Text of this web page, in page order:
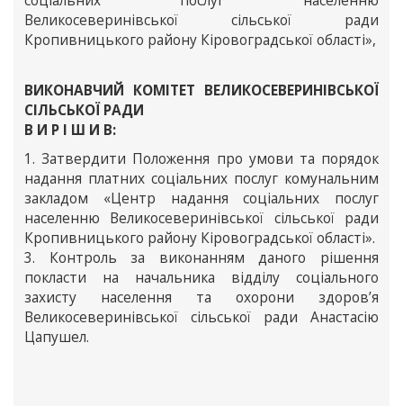
Великосеверинівської сільської ради
Кропивницького району Кіровоградської області»,
ВИКОНАВЧИЙ КОМІТЕТ ВЕЛИКОСЕВЕРИНІВСЬКОЇ
СІЛЬСЬКОЇ РАДИ
В И Р І Ш И В:
1. Затвердити Положення про умови та порядок
надання платних соціальних послуг комунальним
закладом «Центр надання соціальних послуг
населенню Великосеверинівської сільської ради
Кропивницького району Кіровоградської області».
3. Контроль за виконанням даного рішення
покласти на начальника відділу соціального
захисту населення та охорони здоров’я
Великосеверинівської сільської ради Анастасію
Цапушел.